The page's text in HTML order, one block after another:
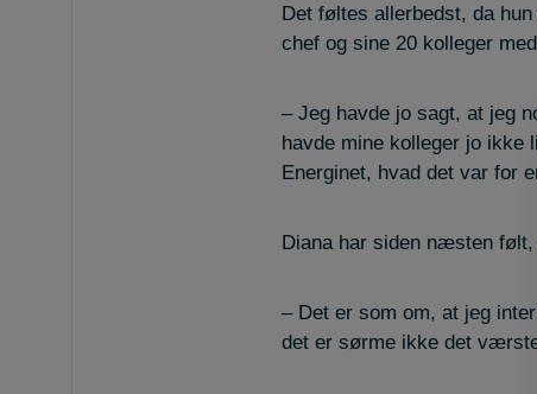
Det føltes allerbedst, da
chef og sine 20 kolleger
– Jeg havde jo sagt, at jeg
havde mine kolleger jo ikke
Energinet, hvad det var for
Diana har siden næsten
– Det er som om, at jeg
det er sørme ikke det